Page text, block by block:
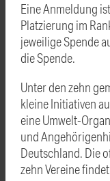
Eine Anmeldung
Platzierung im
jeweilige Spende
die Spende.
Unter den zehn
kleine Initiativen
eine Umwelt-
und
Deutschland. Die
zehn Vereine